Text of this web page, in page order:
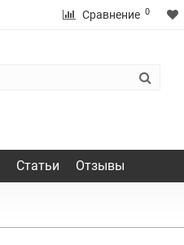
Сравнение 0
Статьи Отзывы